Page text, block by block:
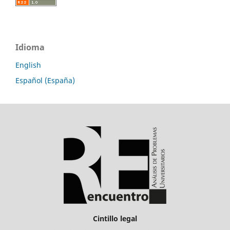
Idioma
English
Español (España)
Cintillo legal